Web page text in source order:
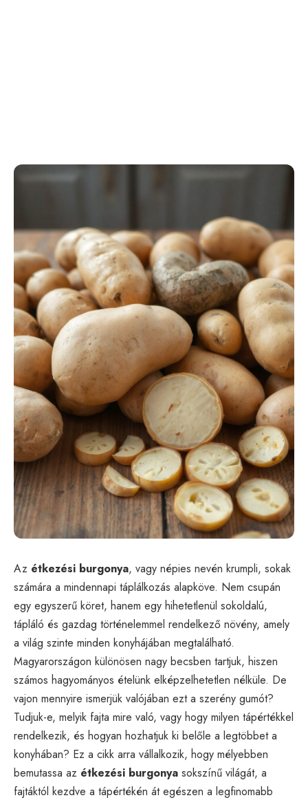
Az étkezési burgonya, vagy népies nevén krumpli, sokak
számára a mindennapi táplálkozás alapköve. Nem csupán
egy egyszerű köret, hanem egy hihetetlenül sokoldalú,
tápláló és gazdag történelemmel rendelkező növény, amely
a világ szinte minden konyhájában megtalálható.
Magyarországon különösen nagy becsben tartjuk, hiszen
számos hagyományos ételünk elképzelhetetlen nélküle. De
vajon mennyire ismerjük valójában ezt a szerény gumót?
Tudjuk-e, melyik fajta mire való, vagy hogy milyen tápértékkel
rendelkezik, és hogyan hozhatjuk ki belőle a legtöbbet a
konyhában? Ez a cikk arra vállalkozik, hogy mélyebben
bemutassa az étkezési burgonya sokszínű világát, a
fajtáktól kezdve a tápértékén át egészen a legfinomabb